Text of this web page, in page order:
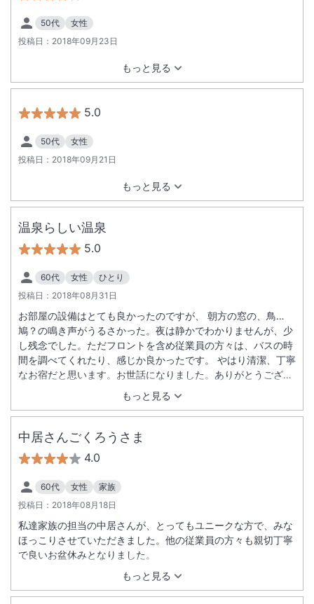
50代
女性
投稿日： 2018年09月23日
もっと見る
5.0
50代
女性
投稿日： 2018年09月21日
もっと見る
温泉らしい温泉
5.0
60代 女性
ひとり
投稿日： 2018年08月31日
もっと見る
お部屋の設備はとても良かったのですが、 朝方の窓の、鳥…
鳩？の鳴き声がうるさかった。夜は静かでわかりませんが、少
し残念でした。ただフロントを含め従業員の方々は、バスの時
間を調べてくれたり、感じか良かったです。 やはり清潔、丁寧
なお宿だと思います。お世話になりました。ありがとうござい
中居さんごくろうさま
4.0
60代 女性
家族
投稿日： 2018年08月18日
もっと見る
私達家族の担当の中居さんが、とってもユニークな方で、みな
ほっこりさせていただきました。他の従業員の方々も親切丁寧
で良いお盆休みとなりました。